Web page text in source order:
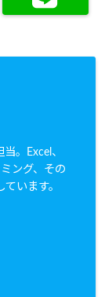
。Excel、
ング、その
います。